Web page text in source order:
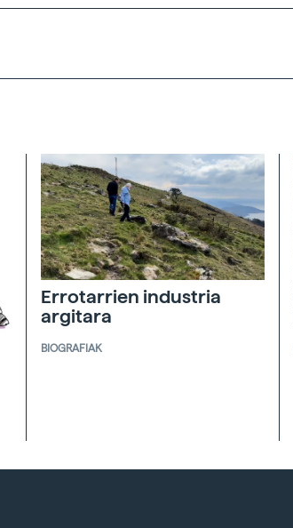
Errotarrien industria
argitara
BIOGRAFIAK